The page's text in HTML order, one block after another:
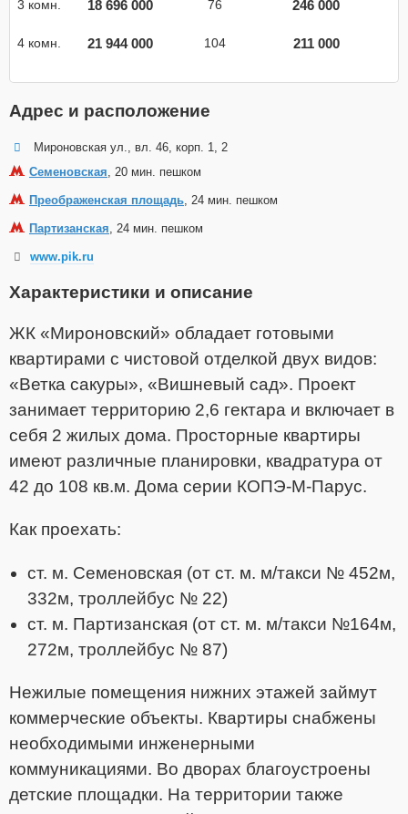
3 комн. 18 696 000 76 246 000
4 комн. 21 944 000 104 211 000
Адрес и расположение
Мироновская ул., вл. 46, корп. 1, 2
Семеновская, 20 мин. пешком
Преображенская площадь, 24 мин. пешком
Партизанская, 24 мин. пешком
www.pik.ru
Характеристики и описание
ЖК «Мироновский» обладает готовыми
квартирами с чистовой отделкой двух видов:
«Ветка сакуры», «Вишневый сад». Проект
занимает территорию 2,6 гектара и включает в
себя 2 жилых дома. Просторные квартиры
имеют различные планировки, квадратура от
42 до 108 кв.м. Дома серии КОПЭ-М-Парус.
Как проехать:
ст. м. Семеновская (от ст. м. м/такси № 452м,
332м, троллейбус № 22)
ст. м. Партизанская (от ст. м. м/такси №164м,
272м, троллейбус № 87)
Нежилые помещения нижних этажей займут
коммерческие объекты. Квартиры снабжены
необходимыми инженерными
коммуникациями. Во дворах благоустроены
детские площадки. На территории также